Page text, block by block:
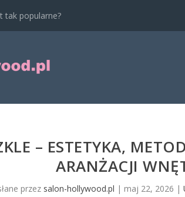
tak popularne?
– ESTETYKA,
ARANŻACJI
przez salon-hollywood.pl | maj 22, 2026 |